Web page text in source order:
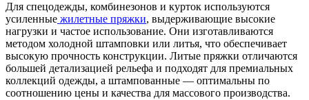
Для спецодежды, комбинезонов и курток используются
усиленные жилетные пряжки, выдерживающие высокие
нагрузки и частое использование. Они изготавливаются
методом холодной штамповки или литья, что обеспечивает
высокую прочность конструкции. Литые пряжки отличаются
большей детализацией рельефа и подходят для премиальных
коллекций одежды, а штампованные — оптимальны по
соотношению цены и качества для массового производства.